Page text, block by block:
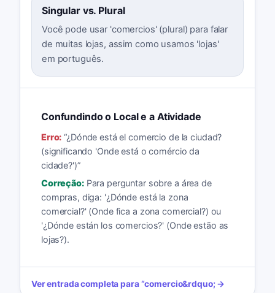
Singular vs. Plural
Você pode usar 'comercios' (plural) para falar
de muitas lojas, assim como usamos 'lojas'
em português.
Confundindo o Local e a Atividade
Erro: “¿Dónde está el comercio de la ciudad?
(significando 'Onde está o comércio da
cidade?')”
Correção: Para perguntar sobre a área de
compras, diga: '¿Dónde está la zona
comercial?' (Onde fica a zona comercial?) ou
'¿Dónde están los comercios?' (Onde estão as
lojas?).
Ver entrada completa para“comercio&rdquo; →